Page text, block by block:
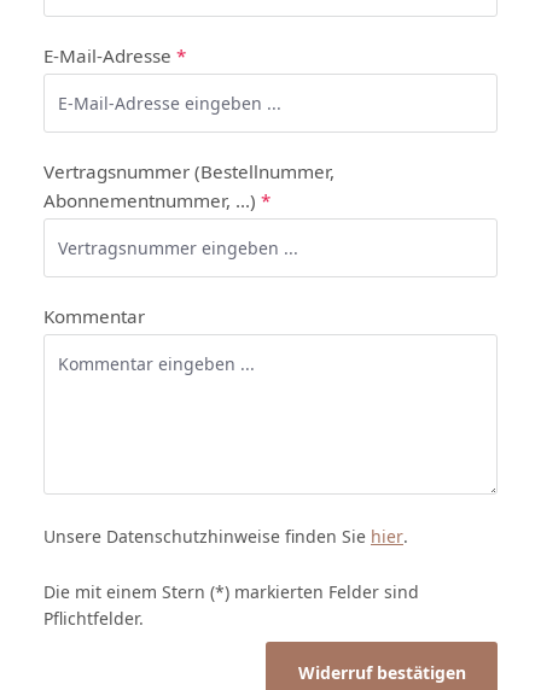
E-Mail-Adresse *
Vertragsnummer (Bestellnummer,
Abonnementnummer, ...) *
Kommentar
Unsere Datenschutzhinweise finden Sie hier.
Die mit einem Stern (*) markierten Felder sind
Pflichtfelder.
Widerruf bestätigen